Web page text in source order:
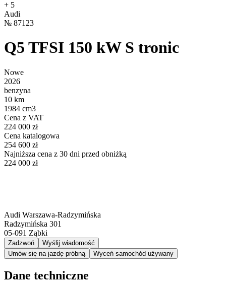
+ 5
Audi
№ 87123
Q5 TFSI 150 kW S tronic
Nowe
2026
benzyna
10 km
1984 cm3
Cena z VAT
224 000 zł
Cena katalogowa
254 600 zł
Najniższa cena z 30 dni przed obniżką
224 000 zł
Audi Warszawa-Radzymińska
Radzymińska 301
05-091 Ząbki
Zadzwoń
Wyślij wiadomość
Umów się na jazdę próbną
Wyceń samochód używany
Dane techniczne